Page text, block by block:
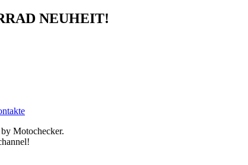
NEUHEIT!
by Motochecker.